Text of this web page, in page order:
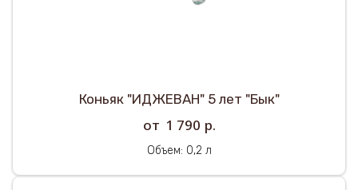
Коньяк "ИДЖЕВАН" 5 лет "Бык"
1 790 р.
Объем: 0,2 л